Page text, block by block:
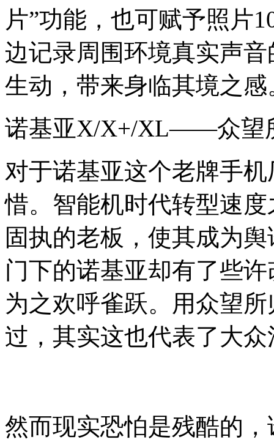
片”功能，也可赋予照片
边记录周围环境真实声
生动，带来身临其境之感
诺基亚X/X+/XL——众望
对于诺基亚这个老牌手
惜。智能机时代转型速
固执的老板，使其成为
门下的诺基亚却有了些
为之欢呼雀跃。用众望
过，其实这也代表了大
然而现实恐怕是残酷的